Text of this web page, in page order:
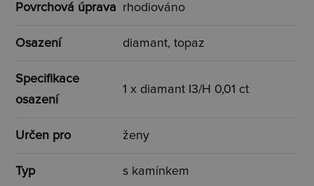
Povrchová úprava rhodiováno
Osazení diamant, topaz
Specifikace
osazení
1 x diamant I3/H 0,01 ct
Určen pro ženy
Typ s kamínkem